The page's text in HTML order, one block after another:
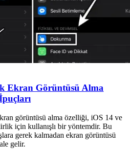
Ekran Görüntüsü Alma
görüntüsü alma özelliği, iOS 14 ve
için kullanışlı bir yöntemdir. Bu
gerek kalmadan ekran görüntüsü
gelir.